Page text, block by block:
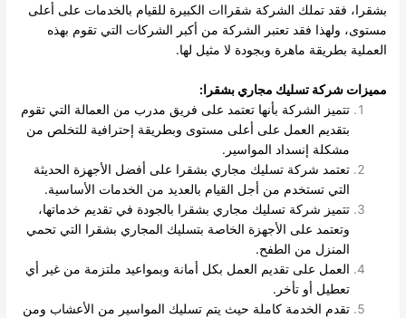
بشقرا، فقد تملك الشركة شقراات الكبيرة للقيام بالخدمات على أعلى
مستوى، ولهذا فقد تعتبر الشركة من أكبر الشركات التي تقوم بهذه
العملية بطريقة ماهرة وبجودة لا مثيل لها.
مميزات شركة تسليك مجاري بشقرا:
تتميز الشركة بأنها تعتمد على فريق مدرب من العمالة التي تقوم
بتقديم العمل على أعلى مستوى وبطريقة إحترافية للتخلص من
مشكلة إنسداد المواسير.
تعتمد شركة تسليك مجاري بشقرا على أفضل الأجهزة الحديثة
التي تستخدم من أجل القيام بالعديد من الخدمات الأساسية.
تتميز شركة تسليك مجاري بشقرا بالجودة في تقديم خدماتها،
وتعتمد على الأجهزة الخاصة بتسليك المجاري بشقرا التي تحمي
المنزل من الطفح.
العمل على تقديم العمل بكل أمانة وبمواعيد ملتزمة من غير أي
تعطيل أو تأخر.
تقدم الخدمة كاملة حيث يتم تسليك المواسير من الأعشاب ومن